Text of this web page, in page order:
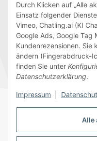
Alle
Durch Klicken auf „Alle
Einsatz folgender
Vimeo, Chatling.ai (KI
Google Ads, Google Tag
Kundenrezensionen. Sie
ändern (Fingerabdruck-
finden Sie unter
Datenschutzerklärung.
Impressum
Wir versenden mit
Folge uns
Datenschutz